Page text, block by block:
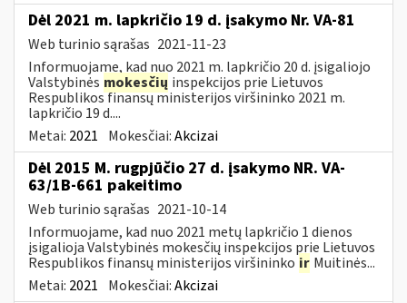
Dėl 2021 m. lapkričio 19 d. įsakymo Nr. VA-81
Web turinio sąrašas 2021-11-23
Informuojame, kad nuo 2021 m. lapkričio 20 d. įsigaliojo
Valstybinės mokesčių inspekcijos prie Lietuvos
Respublikos finansų ministerijos viršininko 2021 m.
lapkričio 19 d....
Metai: 2021 Mokesčiai:Akcizai
Dėl 2015 M. rugpjūčio 27 d. įsakymo NR. VA-
63/1B-661 pakeitimo
Web turinio sąrašas 2021-10-14
Informuojame, kad nuo 2021 metų lapkričio 1 dienos
įsigalioja Valstybinės mokesčių inspekcijos prie Lietuvos
Respublikos finansų ministerijos viršininko ir Muitinės...
Metai: 2021 Mokesčiai:Akcizai